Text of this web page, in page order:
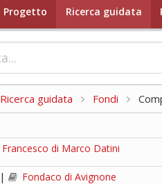
Progetto Ricerca guidata
Ricerca guidata Fondi
Francesco di Marco Datini
|
Fondaco di Avignone